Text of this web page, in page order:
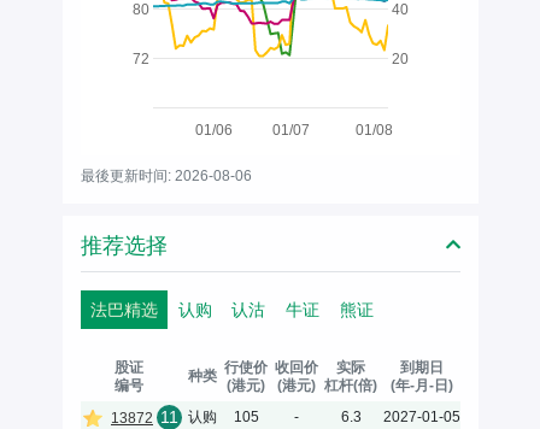
01/06 01/07 01/08
72
80
20
40
最後更新时间: 2026-08-06
推荐选择
法巴精选 认购 认沽 牛证 熊证
股证
编号
种类 行使价
(港元)
收回价
(港元)
实际
杠杆(倍)
到期日
(年-月-日)
13872 11 认购 105 - 6.3
2027-01-05